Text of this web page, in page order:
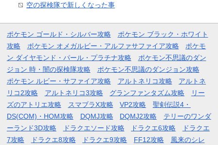
空の探検隊で新しくなった事
ポケモン ゴールド・シルバー攻略
ポケモン ブラック・ホワイト
攻略
ポケモン オメガルビー・アルファサファイア攻略
ポケモ
ン ダイヤモンド・パール・プラチナ攻略
ポケモン不思議のダン
ジョン 時・闇の探検隊攻略
ポケモン不思議のダンジョン攻略
ポケモン ルビー・サファイア攻略
アルトネリコ攻略
アルトネ
リコ2攻略
アルトネリコ3攻略 グランファンタズム攻略
リー
ズのアトリエ攻略
スマブラX攻略 VP2攻略
聖剣伝説4・
DS(COM)・HOM攻略
DQMJ攻略 DQMJ2攻略
テリーのワンダ
ーランド3D攻略
ドラクエソード攻略 ドラクエ6攻略
ドラクエ
7攻略
ドラクエ8攻略 ドラクエ9攻略 FF12攻略 風来のシレ